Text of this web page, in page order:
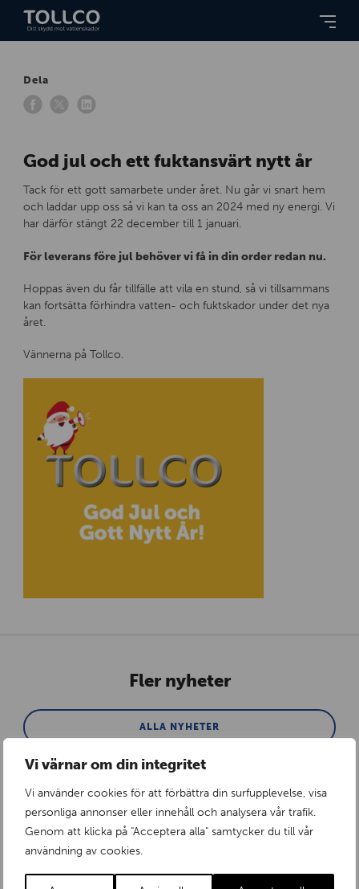
Vi värnar om din integritet
Vi använder cookies för att förbättra din surfupplevelse, visa
personliga annonser eller innehåll och analysera vår trafik.
Genom att klicka på "Acceptera alla" samtycker du till vår
användning av cookies.
Dela
God jul och ett fuktansvärt nytt år
Tack för ett gott samarbete under året. Nu går vi snart hem
och laddar upp oss så vi kan ta oss an 2024 med ny energi. Vi
har därför stängt 22 december till 1 januari.
För leverans före jul behöver vi få in din order redan nu.
Hoppas även du får tillfälle att vila en stund, så vi tillsammans
kan fortsätta förhindra vatten- och fuktskador under det nya
året.
Vännerna på Tollco.
Fler nyheter
ALLA NYHETER
En påminnelse från RISE
...
Fredag 3 Juli 2026